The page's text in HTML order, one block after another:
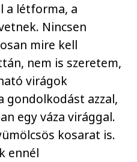
a létforma, a
Nincsen
mire kell
nem is szeretem,
virágok
gondolkodást azzal,
egy váza virággal.
kosarat is.
ennél